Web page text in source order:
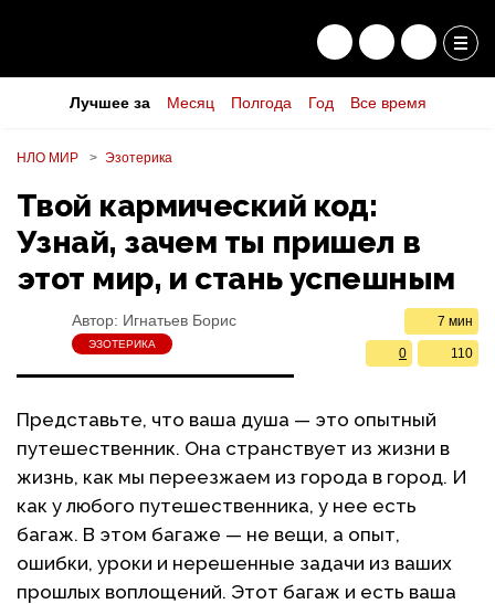
Лучшее за Месяц Полгода Год Все время
НЛО МИР Эзотерика
Твой кармический код:
Узнай, зачем ты пришел в
этот мир, и стань успешным
Автор: Игнатьев Борис
ЭЗОТЕРИКА
7 мин
110
0
Представьте, что ваша душа — это опытный
путешественник. Она странствует из жизни в
жизнь, как мы переезжаем из города в город. И
как у любого путешественника, у нее есть
багаж. В этом багаже — не вещи, а опыт,
ошибки, уроки и нерешенные задачи из ваших
прошлых воплощений. Этот багаж и есть ваша